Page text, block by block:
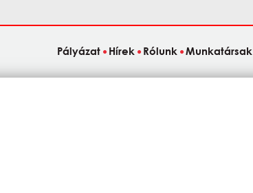
Pályázat Hírek Rólunk Munkatársak